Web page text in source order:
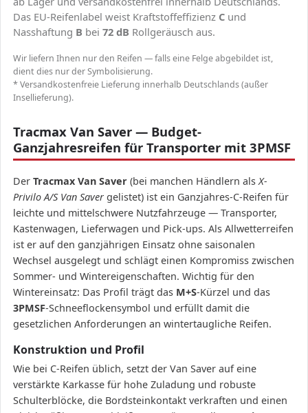
Das EU-Reifenlabel weist Kraftstoffeffizienz C und
Nasshaftung B bei 72 dB Rollgeräusch aus.
Wir liefern Ihnen nur den Reifen — falls eine Felge abgebildet ist,
dient dies nur der Symbolisierung.
* Versandkostenfreie Lieferung innerhalb Deutschlands (außer
Insellieferung).
Tracmax Van Saver — Budget-
Ganzjahresreifen für Transporter mit 3PMSF
Der Tracmax Van Saver (bei manchen Händlern alsX-
Privilo A/S Van Saver gelistet) ist ein Ganzjahres-C-Reifen für
leichte und mittelschwere Nutzfahrzeuge — Transporter,
Kastenwagen, Lieferwagen und Pick-ups. Als Allwetterreifen
ist er auf den ganzjährigen Einsatz ohne saisonalen
Wechsel ausgelegt und schlägt einen Kompromiss zwischen
Sommer- und Wintereigenschaften. Wichtig für den
Wintereinsatz: Das Profil trägt das M+S-Kürzel und das
3PMSF-Schneeflockensymbol und erfüllt damit die
gesetzlichen Anforderungen an wintertaugliche Reifen.
Konstruktion und Profil
Wie bei C-Reifen üblich, setzt der Van Saver auf eine
verstärkte Karkasse für hohe Zuladung und robuste
Schulterblöcke, die Bordsteinkontakt verkraften und einen